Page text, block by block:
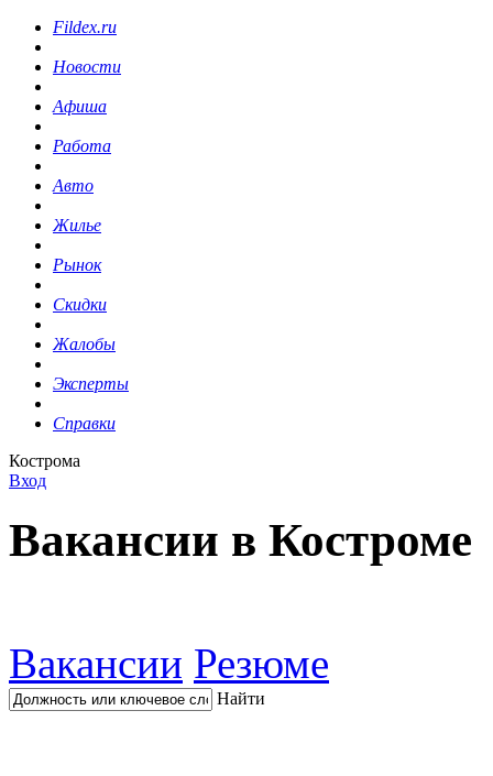
Fildex.ru
Новости
Афиша
Работа
Авто
Жилье
Рынок
Скидки
Жалобы
Эксперты
Справки
Кострома
Вход
Вакансии в Костроме
Вакансии Резюме
Найти